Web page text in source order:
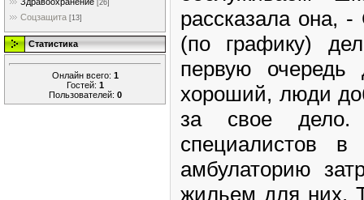
[26]
Соцзащита [13]
Статистика
Онлайн всего: 1
Гостей: 1
Пользователей: 0
рассказала она,
(по графику)
первую очередь
хороший, люди
за свое дело.
специалистов
амбулаторию
жильем для них.